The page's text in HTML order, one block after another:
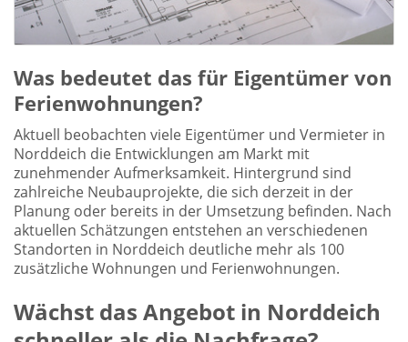
Was bedeutet das für Eigentümer von
Ferienwohnungen?
Aktuell beobachten viele Eigentümer und Vermieter in
Norddeich die Entwicklungen am Markt mit
zunehmender Aufmerksamkeit. Hintergrund sind
zahlreiche Neubauprojekte, die sich derzeit in der
Planung oder bereits in der Umsetzung befinden. Nach
aktuellen Schätzungen entstehen an verschiedenen
Standorten in Norddeich deutliche mehr als 100
zusätzliche Wohnungen und Ferienwohnungen.
Wächst das Angebot in Norddeich